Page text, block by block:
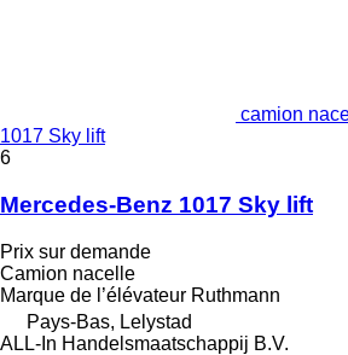
camion
1017 Sky lift
6
Mercedes-Benz 1017 Sky lift
Prix sur demande
Camion nacelle
Marque de l’élévateur Ruthmann
Pays-Bas, Lelystad
ALL-In Handelsmaatschappij B.V.